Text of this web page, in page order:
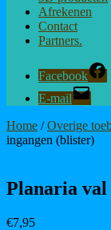
Afrekenen
Contact
Partners.
Facebook
E-mail
Home /Overige
ingangen (blister)
Planaria val
€7,95